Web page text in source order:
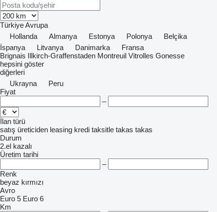
TürkiyeAvrupa
Hollanda
Almanya Estonya Polonya
Belçika
İspanya
Litvanya Danimarka
Fransa
Brignais Illkirch-Graffenstaden Montreuil Vitrolles Gonesse
hepsini göster
diğerleri
Ukrayna
Peru
Fiyat
–
İlan türü
satış üreticiden leasing kredi taksitle takas takas
Durum
2.el kazalı
Üretim tarihi
–
Renk
beyaz kırmızı
Avro
Euro 5 Euro 6
Km